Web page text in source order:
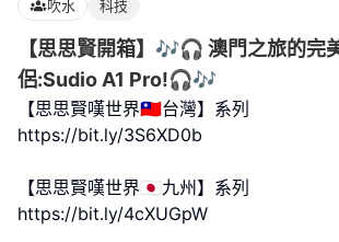
吹水 科技
【思思賢開箱】🎶🎧 澳門之旅的完
侶:Sudio A1 Pro!🎧🎶
【思思賢嘆世界🇹🇼台灣】系列
https://bit.ly/3S6XD0b
【思思賢嘆世界🇯🇵九州】系列
https://bit.ly/4cXUGpW